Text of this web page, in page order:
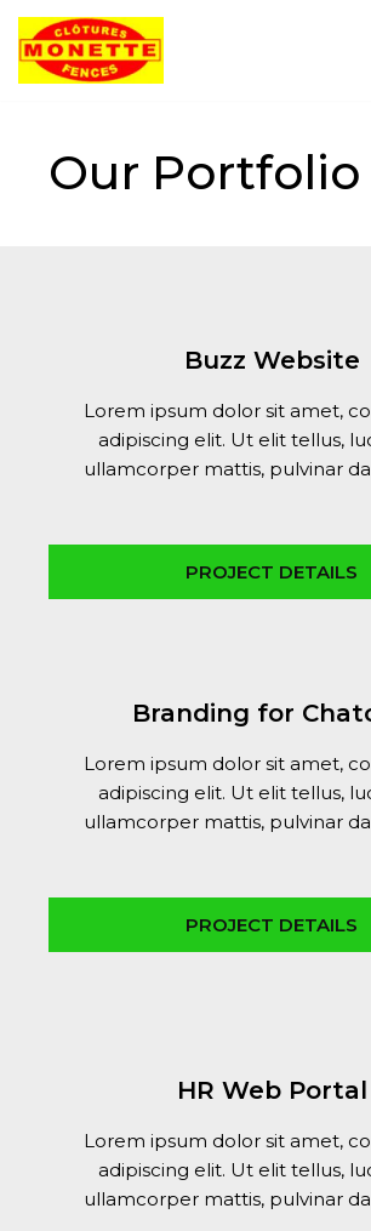
Aller
Our Portfolio
Buzz Website
Lorem ipsum dolor sit amet,
adipiscing elit. Ut elit tellus,
ullamcorper mattis, pulvinar
PROJECT DETAILS
Branding for
Lorem ipsum dolor sit amet,
adipiscing elit. Ut elit tellus,
ullamcorper mattis, pulvinar
PROJECT DETAILS
HR Web Portal
Lorem ipsum dolor sit amet,
adipiscing elit. Ut elit tellus,
ullamcorper mattis, pulvinar